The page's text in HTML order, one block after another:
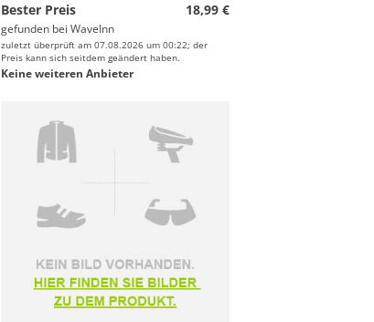
Bester Preis
18,99 €
gefunden bei WaveInn
zuletzt überprüft am 07.08.2026 um 00:22; der
Preis kann sich seitdem geändert haben.
Keine weiteren Anbieter